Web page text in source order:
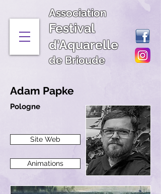
Association
Festival
d'Aquarelle
de Brioude
Adam Papke
Pologne
Site Web
Animations